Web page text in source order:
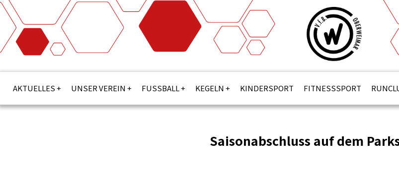
AKTUELLES UNSER VEREIN FUSSBALL KEGELN KINDERSPORT FITNESSSPORT
Saisonabschluss auf dem